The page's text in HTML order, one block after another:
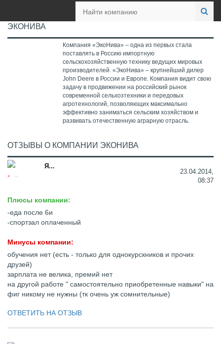
ЭКОНИВА
Компания «ЭкоНива» – одна из первых стала
поставлять в Россию импортную
сельскохозяйственную технику ведущих мировых
производителей. «ЭкоНива» – крупнейший дилер
John Deere в России и Европе. Компания видит свою
задачу в продвижении на российский рынок
современной сельхозтехники и передовых
агротехнологий, позволяющих максимально
эффективно заниматься сельским хозяйством и
развивать отечественную аграрную отрасль.
ОТЗЫВЫ О КОМПАНИИ ЭКОНИВА
Я...
23.04.2014,
08:37
Плюсы компании:
-еда после 6и
-спортзал оплаченный
Минусы компании:
обучения нет (есть - только для однокурскников и прочих
друзей)
зарплата не велика, премий нет
на другой работе " самостоятельно приобретенные навыки" на
фиг никому не нужны (тк очень уж сомнительные)
ОТВЕТИТЬ НА ОТЗЫВ